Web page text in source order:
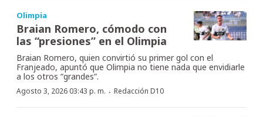
Olimpia
Braian Romero, cómodo con
las “presiones” en el Olimpia
Braian Romero, quien convirtió su primer gol con el
Franjeado, apuntó que Olimpia no tiene nada que envidiarle
a los otros “grandes”.
Agosto 3, 2026 03:43 p. m. · Redacción D10